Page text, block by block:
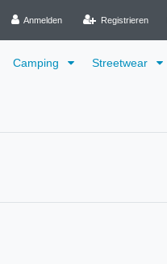
Anmelden Registrieren
Camping Streetwear